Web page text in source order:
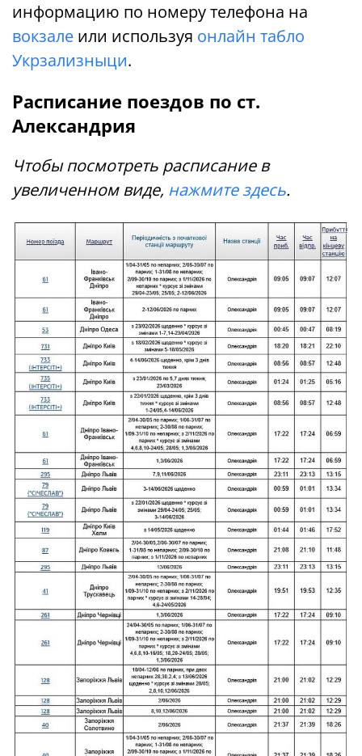
информацию по номеру телефона на
вокзале или используя онлайн табло
Укрзализныци.
Расписание поездов по ст.
Александрия
Чтобы посмотреть расписание в
увеличенном виде, нажмите здесь.